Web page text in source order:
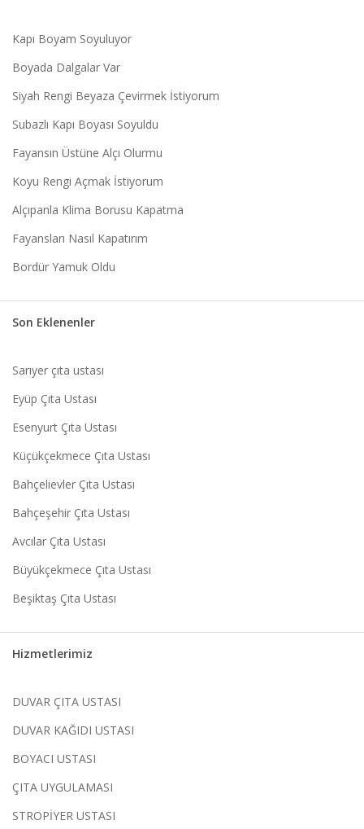
Kapı Boyam Soyuluyor
Boyada Dalgalar Var
Siyah Rengi Beyaza Çevirmek İstiyorum
Subazlı Kapı Boyası Soyuldu
Fayansın Üstüne Alçı Olurmu
Koyu Rengi Açmak İstiyorum
Alçıpanla Klima Borusu Kapatma
Fayansları Nasıl Kapatırım
Bordür Yamuk Oldu
Son Eklenenler
Sarıyer çıta ustası
Eyüp Çıta Ustası
Esenyurt Çıta Ustası
Küçükçekmece Çıta Ustası
Bahçelievler Çıta Ustası
Bahçeşehir Çıta Ustası
Avcılar Çıta Ustası
Büyükçekmece Çıta Ustası
Beşiktaş Çıta Ustası
Hizmetlerimiz
DUVAR ÇITA USTASI
DUVAR KAĞIDI USTASI
BOYACI USTASI
ÇITA UYGULAMASI
STROPİYER USTASI